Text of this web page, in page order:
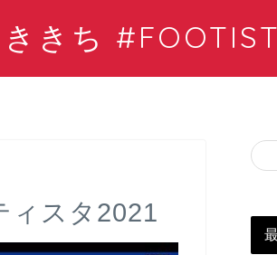
きち
ィスタ2021